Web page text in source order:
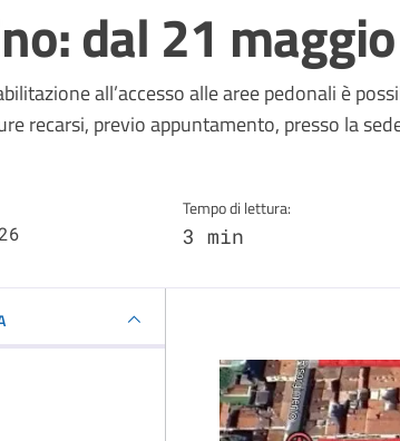
dal 21
della notizia
all’accesso alle aree pedonali è
recarsi, previo appuntamento, presso la
Tempo di lettura:
3 min